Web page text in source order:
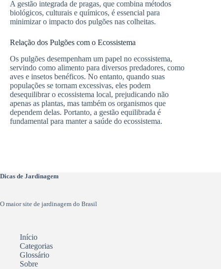
A gestão integrada de pragas, que combina métodos
biológicos, culturais e químicos, é essencial para
minimizar o impacto dos pulgões nas colheitas.
Relação dos Pulgões com o Ecossistema
Os pulgões desempenham um papel no ecossistema,
servindo como alimento para diversos predadores, como
aves e insetos benéficos. No entanto, quando suas
populações se tornam excessivas, eles podem
desequilibrar o ecossistema local, prejudicando não
apenas as plantas, mas também os organismos que
dependem delas. Portanto, a gestão equilibrada é
fundamental para manter a saúde do ecossistema.
Dicas de Jardinagem
O maior site de jardinagem do Brasil
Início
Categorias
Glossário
Sobre